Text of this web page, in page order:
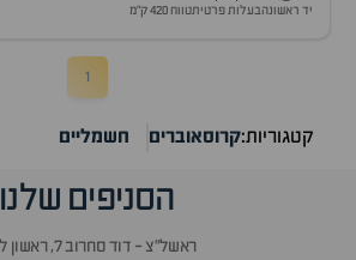
יד ראשונהבעלות פרטיתטווח 420 ק״מ
1
קטגוריות:קרוסאוברים חשמליים
הסניפים שלנו
ראשל״צ - דוד סחרוב 7, ראשון לציון